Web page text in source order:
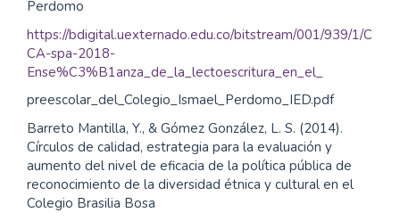
Perdomo
https://bdigital.uexternado.edu.co/bitstream/001/939/1/C
CA-spa-2018-
Ense%C3%B1anza_de_la_lectoescritura_en_el_
preescolar_del_Colegio_Ismael_Perdomo_IED.pdf
Barreto Mantilla, Y., & Gómez González, L. S. (2014).
Círculos de calidad, estrategia para la evaluación y
aumento del nivel de eficacia de la política pública de
reconocimiento de la diversidad étnica y cultural en el
Colegio Brasilia Bosa